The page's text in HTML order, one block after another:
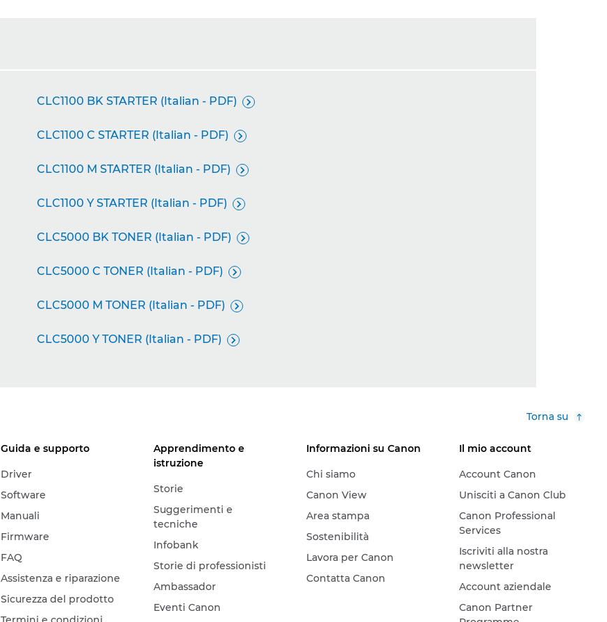
CLC1100 BK STARTER (Italian - PDF) 
CLC1100 C STARTER (Italian - PDF) 
CLC1100 M STARTER (Italian - PDF) 
CLC1100 Y STARTER (Italian - PDF) 
CLC5000 BK TONER (Italian - PDF) 
CLC5000 C TONER (Italian - PDF) 
CLC5000 M TONER (Italian - PDF) 
CLC5000 Y TONER (Italian - PDF) 
Torna su
Guida e supporto
Driver
Software
Manuali
Firmware
FAQ
Assistenza e riparazione
Sicurezza del prodotto
Apprendimento e
istruzione
Storie
Suggerimenti e
tecniche
Infobank
Storie di professionisti
Ambassador
Eventi Canon
Informazioni su Canon
Chi siamo
Canon View
Area stampa
Sostenibilità
Lavora per Canon
Contatta Canon
Il mio account
Account Canon
Unisciti a Canon Club
Canon Professional
Services
Iscriviti alla nostra
newsletter
Account aziendale
Canon Partner